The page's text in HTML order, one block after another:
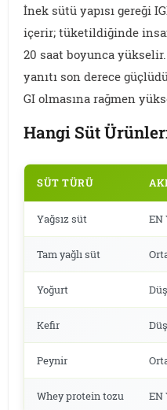
İnek sütü yapısı gereği
içerir; tüketildiğinde
20 saat boyunca
yanıtı son derece
GI olmasına rağmen
Hangi Süt
SÜT TÜRÜ
Yağsız süt EN
Tam yağlı süt
Yoğurt
Kefir
Peynir
Whey protein tozu EN